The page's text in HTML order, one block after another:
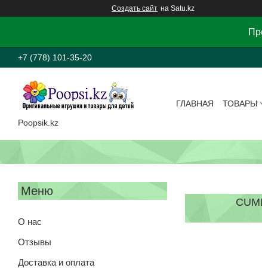
Создать сайт на Satu.kz
+7 (778) 101-35-20
Poopsik.kz
ГЛАВНАЯ ТОВАРЫ
О нас
Отзывы
Доставка и оплата